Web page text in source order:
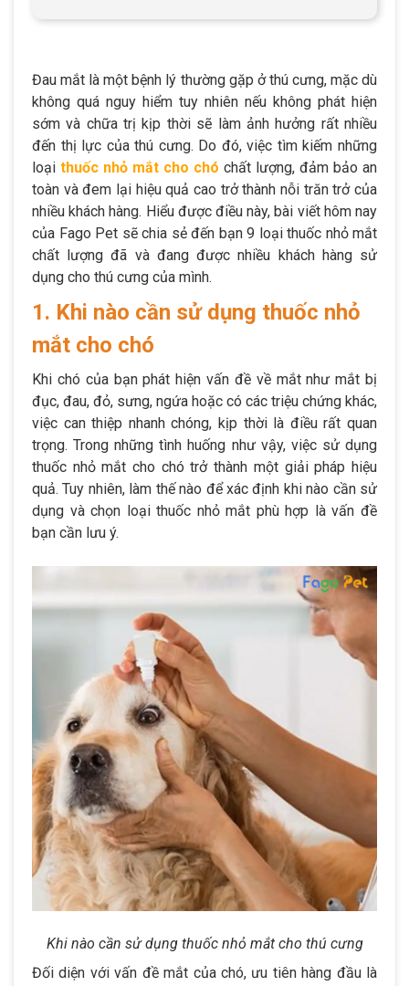
Đau mắt là một bệnh lý thường gặp ở thú cưng, mặc dù
không quá nguy hiểm tuy nhiên nếu không phát hiện
sớm và chữa trị kịp thời sẽ làm ảnh hưởng rất nhiều
đến thị lực của thú cưng. Do đó, việc tìm kiếm những
loại thuốc nhỏ mắt cho chó chất lượng, đảm bảo an
toàn và đem lại hiệu quả cao trở thành nỗi trăn trở của
nhiều khách hàng. Hiểu được điều này, bài viết hôm nay
của Fago Pet sẽ chia sẻ đến bạn 9 loại thuốc nhỏ mắt
chất lượng đã và đang được nhiều khách hàng sử
dụng cho thú cưng của mình.
1. Khi nào cần sử dụng thuốc nhỏ
mắt cho chó
Khi chó của bạn phát hiện vấn đề về mắt như mắt bị
đục, đau, đỏ, sưng, ngứa hoặc có các triệu chứng khác,
việc can thiệp nhanh chóng, kịp thời là điều rất quan
trọng. Trong những tình huống như vậy, việc sử dụng
thuốc nhỏ mắt cho chó trở thành một giải pháp hiệu
quả. Tuy nhiên, làm thế nào để xác định khi nào cần sử
dụng và chọn loại thuốc nhỏ mắt phù hợp là vấn đề
bạn cần lưu ý.
Khi nào cần sử dụng thuốc nhỏ mắt cho thú cưng
Đối diện với vấn đề mắt của chó, ưu tiên hàng đầu là